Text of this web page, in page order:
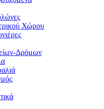
Χώρου
Δρόμων